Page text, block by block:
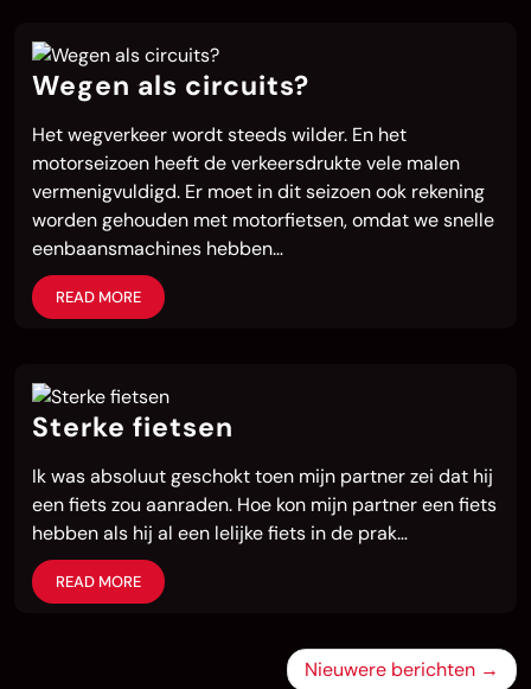
Wegen als circuits?
Het wegverkeer wordt steeds wilder. En het
motorseizoen heeft de verkeersdrukte vele malen
vermenigvuldigd. Er moet in dit seizoen ook rekening
worden gehouden met motorfietsen, omdat we snelle
eenbaansmachines hebben…
READ MORE
Sterke fietsen
Ik was absoluut geschokt toen mijn partner zei dat hij
een fiets zou aanraden. Hoe kon mijn partner een fiets
hebben als hij al een lelijke fiets in de prak…
READ MORE
BerichtennavigatieNieuwere berichten